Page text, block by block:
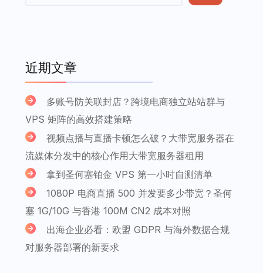
近期文章
多账号防关联封店？跨境电商独立站站群与
VPS 矩阵的高效搭建策略
视频点播与直播卡顿怎么破？大带宽服务器在
流媒体分发中的核心作用大带宽服务器租用
拿到圣何塞铂金 VPS 第一小时自测清单
1080P 电商直播 500 并发要多少带宽？圣何
塞 1G/10G 与香港 100M CN2 成本对照
出海企业必看：欧盟 GDPR 与海外数据合规
对服务器部署的新要求